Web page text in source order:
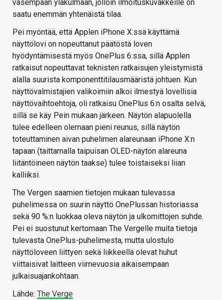
vasempaan yläkulmaan, jolloin ilmoituskuvakkeille on
saatu enemmän yhtenäistä tilaa.
Pei myöntää, että Applen iPhone X:ssä käyttämä
näyttölovi on nopeuttanut päätöstä loven
hyödyntämisestä myös OnePlus 6:ssa, sillä Applen
ratkaisut nopeuttavat teknisten ratkaisujen yleistymistä
alalla suurista komponenttitilausmääristä johtuen. Kun
näyttövalmistajien valikoimiin alkoi ilmestyä lovellisia
näyttövaihtoehtoja, oli ratkaisu OnePlus 6:n osalta selvä,
sillä se käy Pein mukaan järkeen. Näytön alapuolella
tulee edelleen olemaan pieni reunus, sillä näytön
toteuttaminen aivan puhelimen alareunaan iPhone X:n
tapaan (taittamalla taipuisan OLED-näytön alareuna
liitäntöineen näytön taakse) tulee toistaiseksi liian
kalliiksi.
The Vergen saamien tietojen mukaan tulevassa
puhelimessa on suurin näyttö OnePlussan historiassa
sekä 90 %:n luokkaa oleva näytön ja ulkomittojen suhde.
Pei ei suostunut kertomaan The Vergelle muita tietoja
tulevasta OnePlus-puhelimesta, mutta ulostulo
näyttöloveen liittyen sekä liikkeellä olevat huhut
viittaisivat laitteen viimevuosia aikaisempaan
julkaisuajankohtaan.
Lähde: The Verge